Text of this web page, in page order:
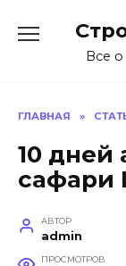
содержаниюВсе о
ГЛАВНАЯ »
10 дней
сафари
АВТОР
admin
ПРОСМОТРОВ